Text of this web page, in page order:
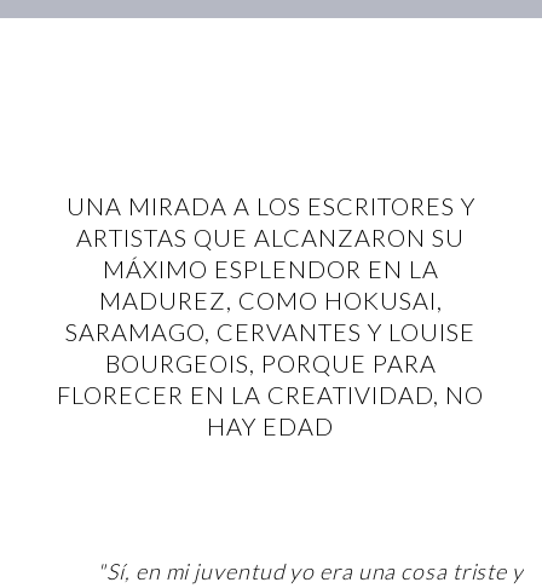
UNA MIRADA A LOS ESCRITORES Y
ARTISTAS QUE ALCANZARON SU
MÁXIMO ESPLENDOR EN LA
MADUREZ, COMO HOKUSAI,
SARAMAGO, CERVANTES Y LOUISE
BOURGEOIS, PORQUE PARA
FLORECER EN LA CREATIVIDAD, NO
HAY EDAD
"Sí, en mi juventud yo era una cosa triste y